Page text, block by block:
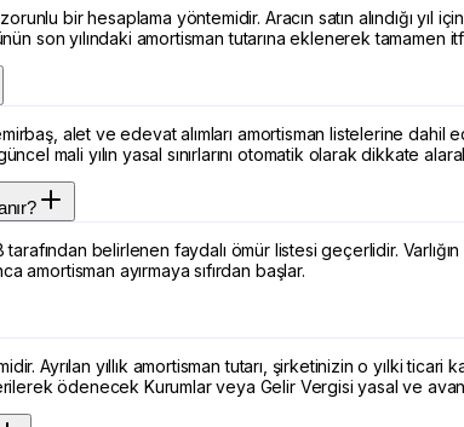
bir hesaplama yöntemidir. Aracın satın alındığı yıl
son yılındaki amortisman tutarına eklenerek tamamen
alet ve edevat alımları amortisman listelerine dahil
mali yılın yasal sınırlarını otomatik olarak dikkate
belirlenen faydalı ömür listesi geçerlidir.
amortisman ayırmaya sıfırdan başlar.
Ayrılan yıllık amortisman tutarı, şirketinizin o yılki ticari
ödenecek Kurumlar veya Gelir Vergisi yasal ve